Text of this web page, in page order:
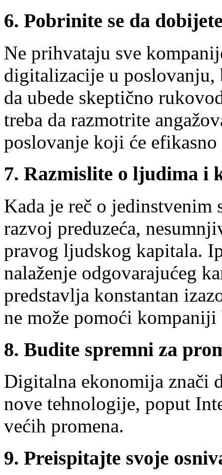
6. Pobrinite se da
Ne prihvataju sve
digitalizacije u poslovanju,
da ubede skeptično
treba da razmotrite
poslovanje koji će
7. Razmislite o ljudima i
Kada je reč o
razvoj preduzeća,
pravog ljudskog kapitala.
nalaženje odgovarajućeg
predstavlja konstantan
ne može pomoći
8. Budite spremni za
Digitalna ekonomija znači
nove tehnologije, poput
većih promena.
9. Preispitajte svoje